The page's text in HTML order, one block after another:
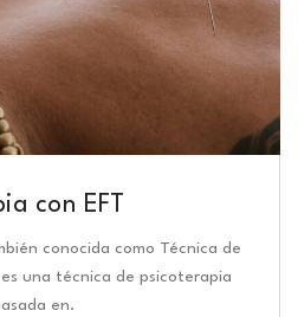
con EFT
conocida como Técnica de
una técnica de psicoterapia
en.